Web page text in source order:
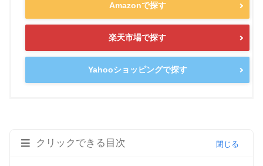
Amazonで探す
楽天市場で探す
Yahooショッピングで探す
クリックできる目次